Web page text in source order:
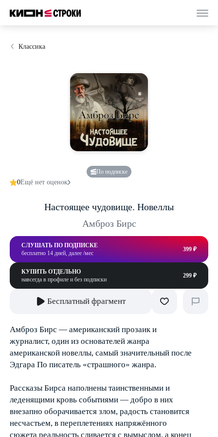
Классика
По подписке
0Ещё нет оценок
Настоящее чудовище. Новеллы
Амброз Бирс
СЛУШАТЬ ПО ПОДПИСКЕ
бесплатно 14 дней, далее /мес
399 ₽
КУПИТЬ ОТДЕЛЬНО
навсегда в профиле и без подписки
299 ₽
Бесплатный фрагмент
Амброз Бирс — американский прозаик и
журналист, один из основателей жанра
американской новеллы, самый значительный после
Эдгара По писатель «страшного» жанра.
Рассказы Бирса наполнены таинственными и
леденящими кровь событиями — добро в них
внезапно оборачивается злом, радость становится
несчастьем, в переплетениях напряжённого
сюжета реальность сливается с вымыслом, а конец